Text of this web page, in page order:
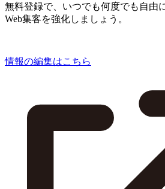
無料登録で、いつでも何度でも自由
Web集客を強化しましょう。
情報の編集はこちら